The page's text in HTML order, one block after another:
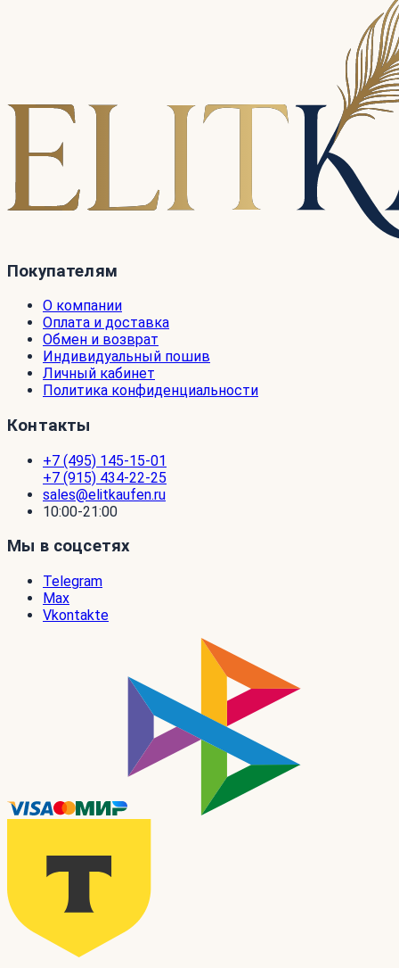
Покупателям
О компании
Оплата и доставка
Обмен и возврат
Индивидуальный пошив
Личный кабинет
Политика конфиденциальности
Контакты
+7 (495) 145-15-01
+7 (915) 434-22-25
sales@elitkaufen.ru
10:00-21:00
Мы в соцсетях
Telegram
Max
Vkontakte